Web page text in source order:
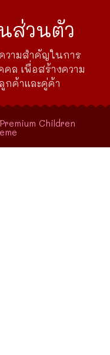
ส่วนตัว
ามสำคัญในการ
ล เพื่อสร้างความ
ค้าและคู่ค้า
Children